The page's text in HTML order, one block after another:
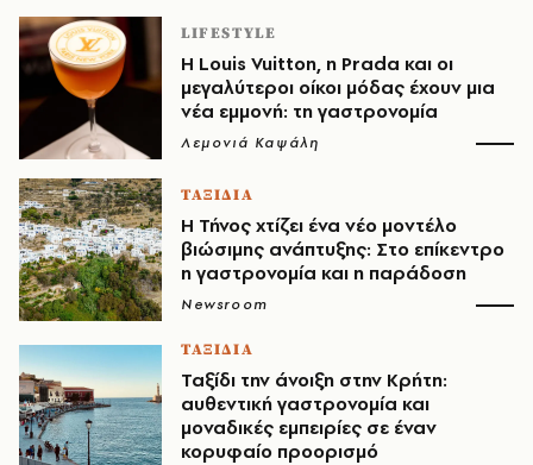
LIFESTYLE
Η Louis Vuitton, η Prada και οι
μεγαλύτεροι οίκοι μόδας έχουν μια
νέα εμμονή: τη γαστρονομία
Λεμονιά Καψάλη
ΤΑΞΙΔΙΑ
Η Τήνος χτίζει ένα νέο μοντέλο
βιώσιμης ανάπτυξης: Στο επίκεντρο
η γαστρονομία και η παράδοση
Newsroom
ΤΑΞΙΔΙΑ
Ταξίδι την άνοιξη στην Κρήτη:
αυθεντική γαστρονομία και
μοναδικές εμπειρίες σε έναν
κορυφαίο προορισμό